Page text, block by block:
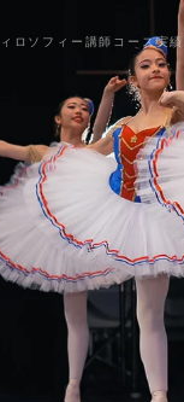
ロソフィー 講師 コース実績